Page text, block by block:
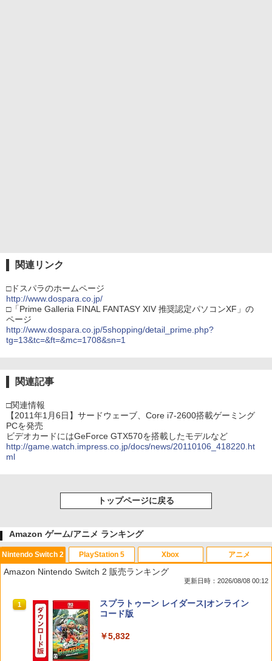
関連リンク
□ドスパラのホームページ
http://www.dospara.co.jp/
□「Prime Galleria FINAL FANTASY XIV 推奨認定パソコンXF」の
ページ
http://www.dospara.co.jp/5shopping/detail_prime.php?
tg=13&tc=&ft=&mc=1708&sn=1
関連記事
□関連情報
【2011年1月6日】サードウェーブ、Core i7-2600搭載ゲーミング
PCを発売
ビデオカードにはGeForce GTX570を搭載したモデルなど
http://game.watch.impress.co.jp/docs/news/20110106_418220.ht
ml
トップページに戻る
Amazon ゲーム/アニメ ランキング
Nintendo Switch 2
Amazon Nintendo Switch 2 販売ランキング
更新日時：2026/08/08 00:12
1
スプラトゥーン レイダース|オンライン
コード版
￥5,832
PlayStation 5 Xbox アニメ